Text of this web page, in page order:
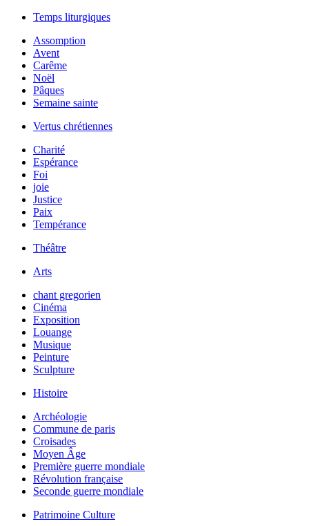
Temps liturgiques
Assomption
Avent
Carême
Noël
Pâques
Semaine sainte
Vertus chrétiennes
Charité
Espérance
Foi
joie
Justice
Paix
Tempérance
Théâtre
Arts
chant gregorien
Cinéma
Exposition
Louange
Musique
Peinture
Sculpture
Histoire
Archéologie
Commune de paris
Croisades
Moyen Âge
Première guerre mondiale
Révolution française
Seconde guerre mondiale
Patrimoine Culture